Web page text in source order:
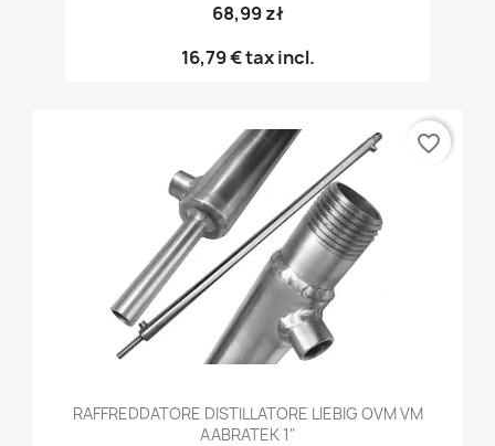
68,99 zł
16,79 €tax incl.
RAFFREDDATORE DISTILLATORE LIEBIG OVM VM
AABRATEK 1"
favorite_border